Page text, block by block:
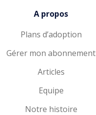
A propos
Plans d’adoption
Gérer mon abonnement
Articles
Equipe
Notre histoire